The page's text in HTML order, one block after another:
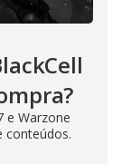
e Warzone
conteúdos.